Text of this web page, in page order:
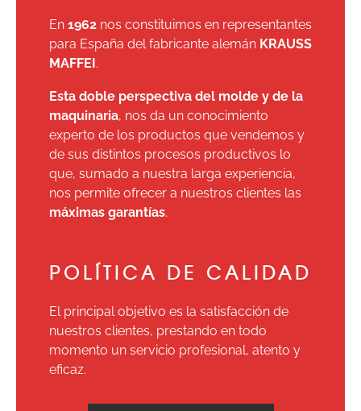
En 1962nos constituimos en representantes
para España del fabricante alemán KRAUSS
MAFFEI.
Esta doble perspectiva del molde y de la
maquinaria, nos da un conocimiento
experto de los productos que vendemos y
de sus distintos procesos productivos lo
que, sumado a nuestra larga experiencia,
nos permite ofrecer a nuestros clientes las
máximas garantías.
POLÍTICA DE CALIDAD
El principal objetivo es la satisfacción de
nuestros clientes, prestando en todo
momento un servicio profesional, atento y
eficaz.